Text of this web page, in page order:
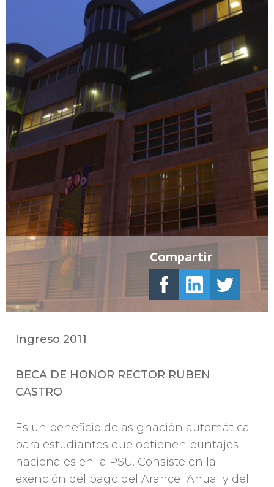
Ingreso 2011
BECA DE HONOR RECTOR RUBEN
CASTRO
Es un beneficio de asignación automática
para estudiantes que obtienen puntajes
nacionales en la PSU. Consiste en la
exención del pago del Arancel Anual y del
Compartir